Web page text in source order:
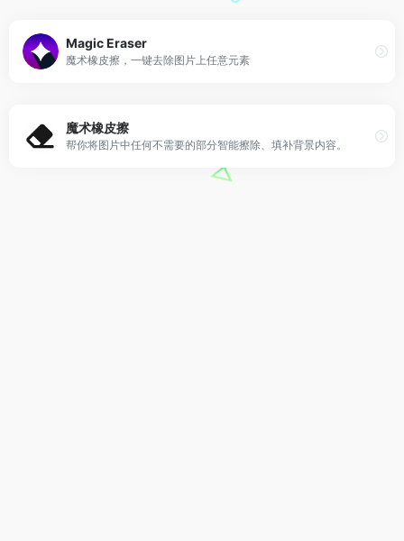
Magic Eraser
魔术橡皮擦，一键去除图片上任意元素
魔术橡皮擦
帮你将图片中任何不需要的部分智能擦除、填补背景内容。